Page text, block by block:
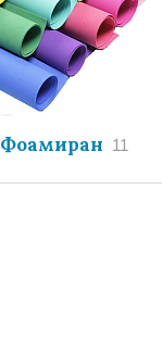
Фоамиран 11